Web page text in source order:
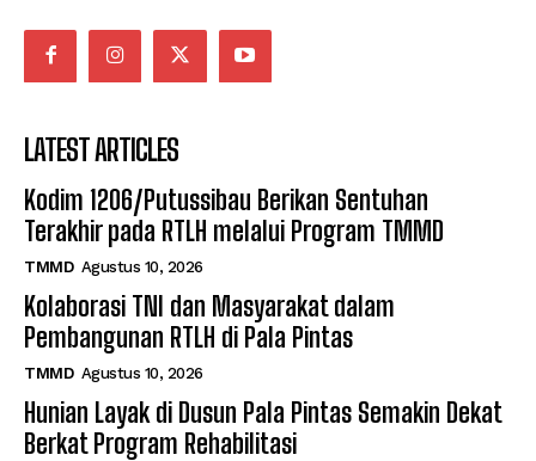
LATEST ARTICLES
Kodim 1206/Putussibau Berikan Sentuhan
Terakhir pada RTLH melalui Program TMMD
TMMD Agustus 10, 2026
Kolaborasi TNI dan Masyarakat dalam
Pembangunan RTLH di Pala Pintas
TMMD Agustus 10, 2026
Hunian Layak di Dusun Pala Pintas Semakin Dekat
Berkat Program Rehabilitasi